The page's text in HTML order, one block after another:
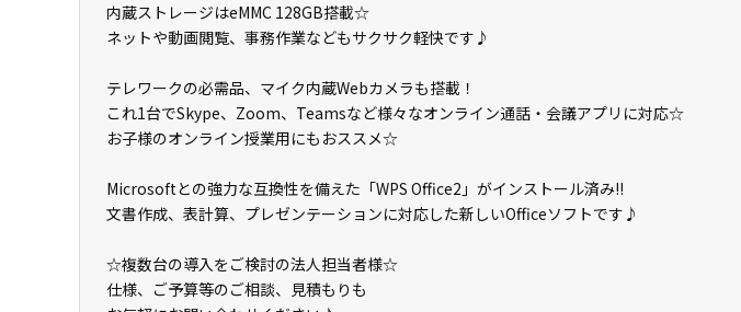
内蔵ストレージはeMMC 128GB搭載☆
ネットや動画閲覧、事務作業などもサクサク軽快です♪
テレワークの必需品、マイク内蔵Webカメラも搭載！
これ1台でSkype、Zoom、Teamsなど様々なオンライン通話・会議アプリに対応☆
お子様のオンライン授業用にもおススメ☆
Microsoftとの強力な互換性を備えた「WPS Office2」がインストール済み!!
文書作成、表計算、プレゼンテーションに対応した新しいOfficeソフトです♪
☆複数台の導入をご検討の法人担当者様☆
仕様、ご予算等のご相談、見積もりも